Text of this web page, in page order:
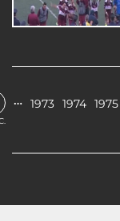
… 1973 1974 1975